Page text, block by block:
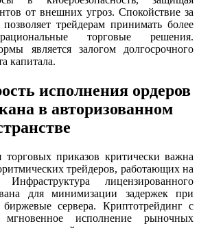
от внешних угроз. Спокойствие за
позволяет трейдерам принимать более
торговые решения.
является залогом долгосрочного
капитала.
исполнения ордеров
в авторизованном
торговых приказов критически важна
трейдеров, работающих на
лицензированного
для минимизации задержек при
сервера. Криптотрейдинг с
исполнение рыночных